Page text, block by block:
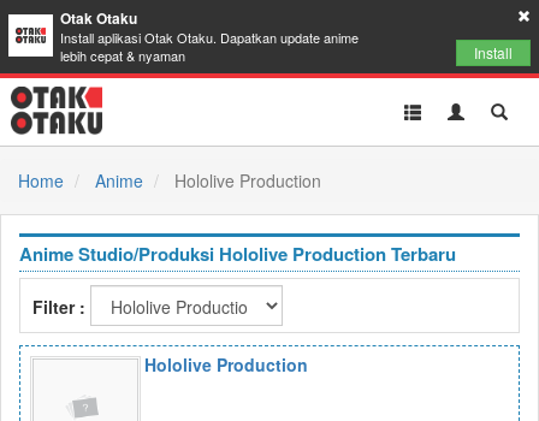
Otak Otaku
Install aplikasi Otak Otaku. Dapatkan update anime
lebih cepat & nyaman
Install
Toggle
Toggle
Home
Anime Hololive Production
Anime Studio/Produksi Hololive Production Terbaru
Filter :
Hololive Production